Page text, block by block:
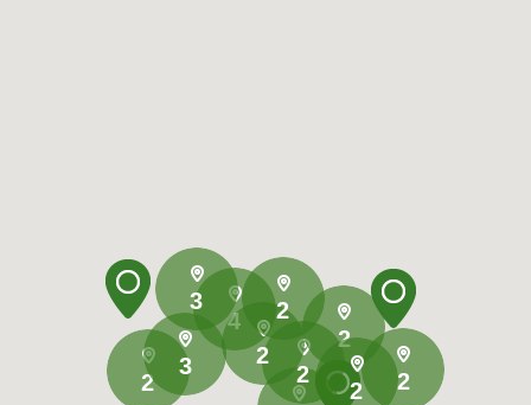
2
4
3
2
3
2
2
2
2
2